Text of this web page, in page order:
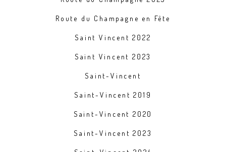
Route du Champagne en Fête
Saint Vincent 2022
Saint Vincent 2023
Saint-Vincent
Saint-Vincent 2019
Saint-Vincent 2020
Saint-Vincent 2023